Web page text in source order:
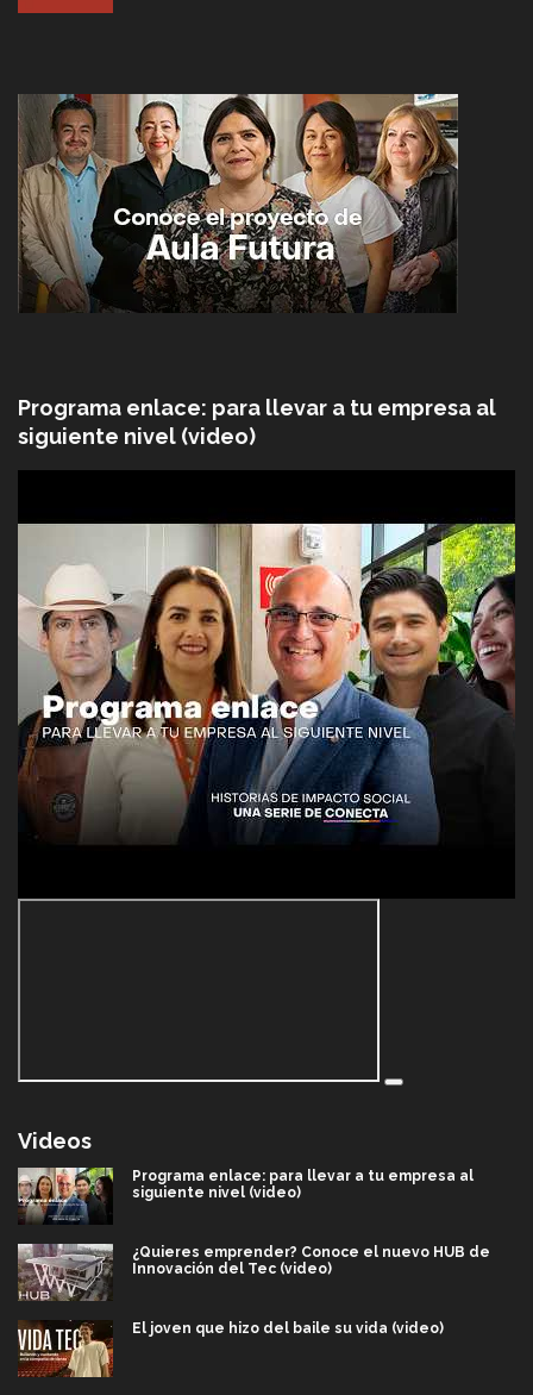
Programa enlace: para llevar a tu empresa al
siguiente nivel (video)
Videos
Programa enlace: para llevar a tu empresa al
siguiente nivel (video)
¿Quieres emprender? Conoce el nuevo HUB de
Innovación del Tec (video)
El joven que hizo del baile su vida (video)